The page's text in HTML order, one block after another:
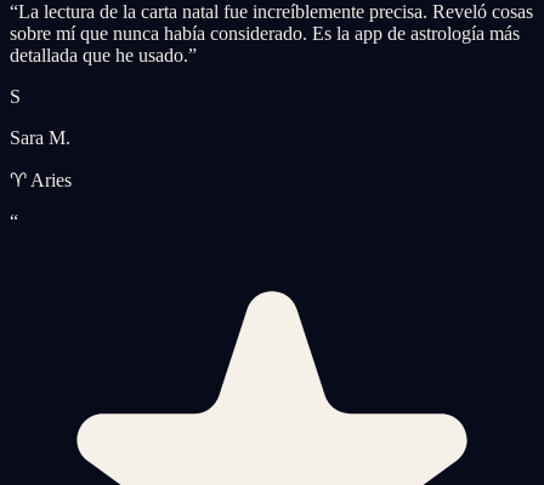
“La lectura de la carta natal fue increíblemente precisa. Reveló cosas
sobre mí que nunca había considerado. Es la app de astrología más
detallada que he usado.”
S
Sara M.
♈ Aries
“